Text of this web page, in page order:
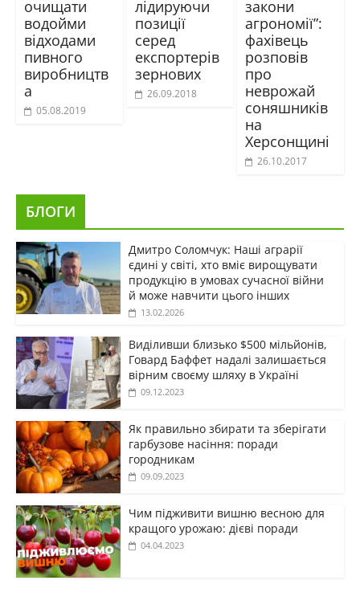
очищати
водойми
відходами
пивного
виробництв
а
05.08.2019
лідируючи
позиції
серед
експортерів
зернових
26.09.2018
закони
агрономії”:
фахівець
розповів
про
неврожай
соняшників
на
Херсонщині
26.10.2017
БЛОГИ
Дмитро Соломчук: Наші аграрії
єдині у світі, хто вміє вирощувати
продукцію в умовах сучасної війни
й може навчити цього інших
13.02.2026
Виділивши близько $500 мільйонів,
Говард Баффет надалі залишається
вірним своєму шляху в Україні
09.12.2023
Як правильно збирати та зберігати
гарбузове насіння: поради
городникам
09.09.2023
Чим підживити вишню весною для
кращого урожаю: дієві поради
04.04.2023